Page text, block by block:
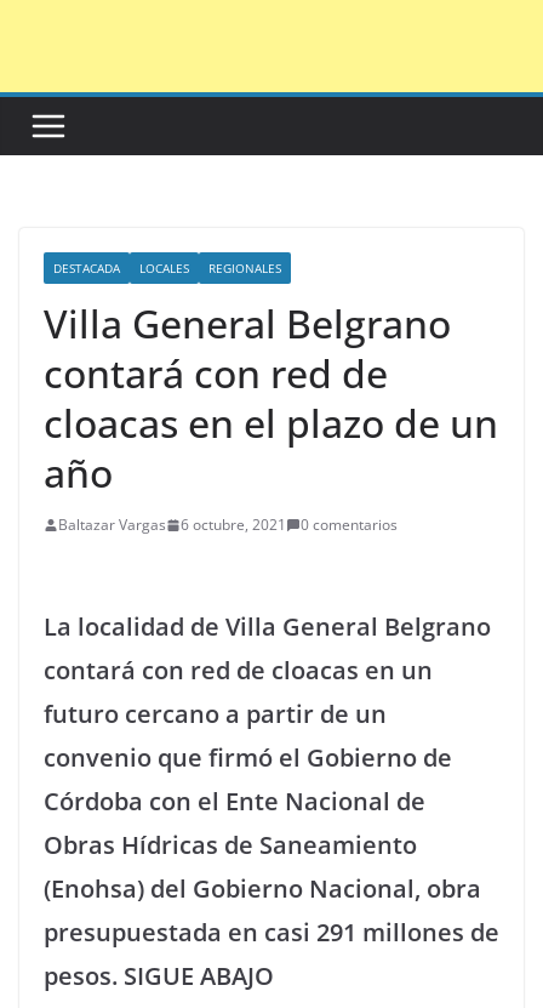
DESTACADA LOCALES REGIONALES
Villa General Belgrano
contará con red de
cloacas en el plazo de un
año
Baltazar Vargas 6 octubre, 2021 0 comentarios
La localidad de Villa General Belgrano
contará con red de cloacas en un
futuro cercano a partir de un
convenio que firmó el Gobierno de
Córdoba con el Ente Nacional de
Obras Hídricas de Saneamiento
(Enohsa) del Gobierno Nacional, obra
presupuestada en casi 291 millones de
pesos. SIGUE ABAJO